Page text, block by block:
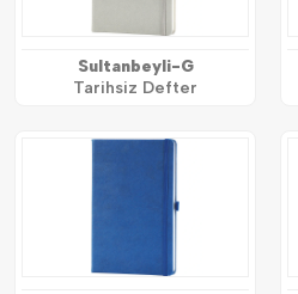
Sultanbeyli-G
Tarihsiz Defter